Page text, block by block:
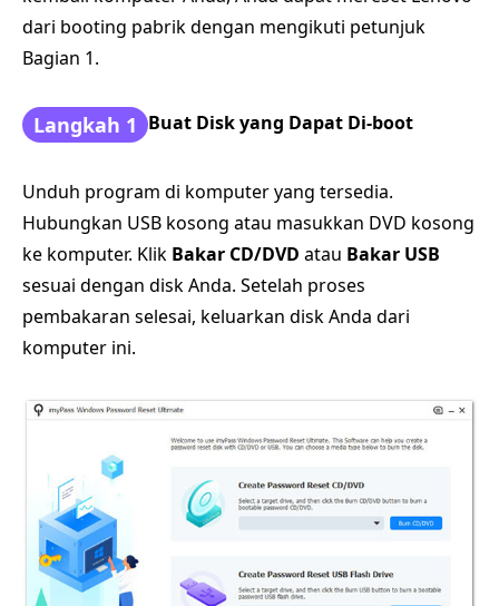
dari booting pabrik dengan mengikuti petunjuk
Bagian 1.
Langkah 1 Buat Disk yang Dapat Di-boot
Unduh program di komputer yang tersedia.
Hubungkan USB kosong atau masukkan DVD kosong
ke komputer. Klik Bakar CD/DVD atau Bakar USB
sesuai dengan disk Anda. Setelah proses
pembakaran selesai, keluarkan disk Anda dari
komputer ini.